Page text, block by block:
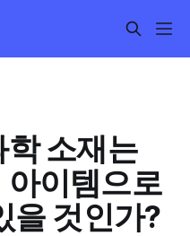
소재는
아이템으로
을 것인가?